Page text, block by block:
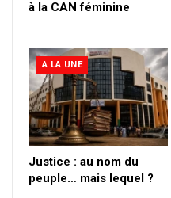
à la CAN féminine
A LA UNE
Justice : au nom du
peuple… mais lequel ?